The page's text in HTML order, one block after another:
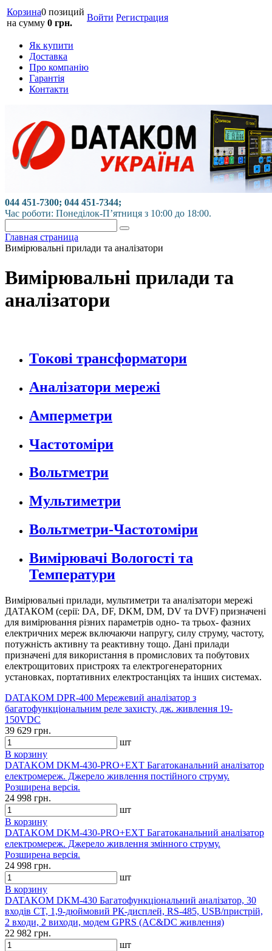
Корзина0 позиций
на сумму 0 грн.
Войти Регистрация
Як купити
Доставка
Про компанію
Гарантія
Контакти
044 451-7300; 044 451-7344;
Час роботи: Понеділок-П’ятниця з 10:00 до 18:00.
Главная страница
Вимірювальні прилади та аналізатори
Вимірювальні прилади та
аналізатори
Токові трансформатори
Аналізатори мережі
Амперметри
Частотоміри
Вольтметри
Мультиметри
Вольтметри-Частотоміри
Вимірювачі Вологості та
Температури
Вимірювальні прилади, мультиметри та аналізатори мережі
ДАТАКОМ (серії: DA, DF, DKM, DM, DV та DVF) призначені
для вимірювання різних параметрів одно- та трьох- фазних
електричних мереж включаючи напругу, силу струму, частоту,
потужність активну та реактивну тощо. Дані прилади
призначені для використання в промислових та побутових
електрощитових пристроях та електрогенераторних
установках, портативних електростанціях та інших системах.
DATAKOM DPR-400 Мережевий аналізатор з
багатофункціональним реле захисту, дж. живлення 19-
150VDC
39 629 грн.
шт
В корзину
DATAKOM DKM-430-PRO+EXT Багатоканальний аналізатор
електромереж. Джерело живлення постійного струму.
Розширена версія.
24 998 грн.
шт
В корзину
DATAKOM DKM-430-PRO+EXT Багатоканальний аналізатор
електромереж. Джерело живлення змінного струму.
Розширена версія.
24 998 грн.
шт
В корзину
DATAKOM DKM-430 Багатофункціональний аналізатор, 30
входів CT, 1,9-дюймовий РК-дисплей, RS-485, USB/пристрій,
2 входи, 2 виходи, модем GPRS (AC&DC живлення)
22 982 грн.
шт